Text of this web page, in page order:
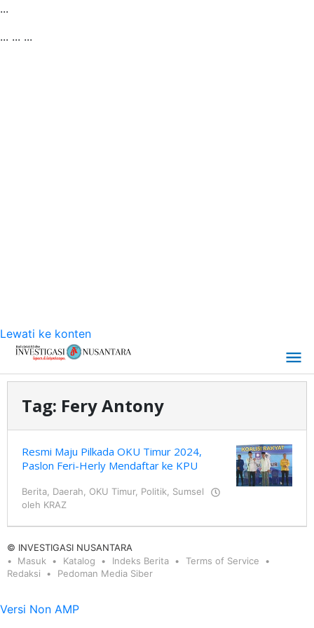
...
... ... ...
Lewati ke konten
Tag: Fery Antony
Resmi Maju Pilkada OKU Timur 2024,
Paslon Feri-Herly Mendaftar ke KPU
Berita Daerah OKU Timur, Politik
Sumsel
oleh KRAZ
© INVESTIGASI NUSANTARA
Masuk
Katalog Indeks Berita
Terms of Service
Redaksi
Pedoman Media Siber
Versi Non AMP